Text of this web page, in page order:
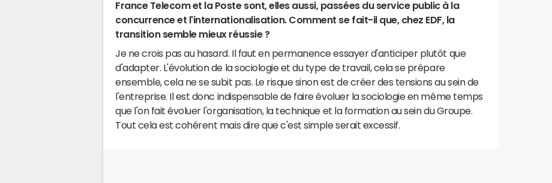
France Telecom et la Poste sont, elles aussi, passées du service public à la
concurrence et l'internationalisation. Comment se fait-il que, chez EDF, la
transition semble mieux réussie ?
Je ne crois pas au hasard. Il faut en permanence essayer d'anticiper plutôt que
d'adapter. L'évolution de la sociologie et du type de travail, cela se prépare
ensemble, cela ne se subit pas. Le risque sinon est de créer des tensions au sein de
l'entreprise. Il est donc indispensable de faire évoluer la sociologie en même temps
que l'on fait évoluer l'organisation, la technique et la formation au sein du Groupe.
Tout cela est cohérent mais dire que c'est simple serait excessif.